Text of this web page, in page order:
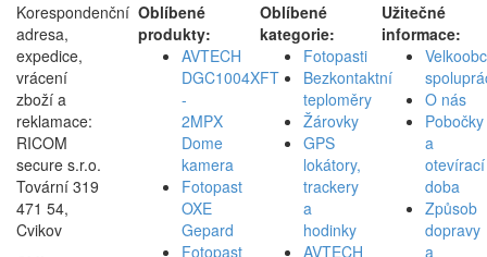
Korespondenční
adresa,
expedice,
vrácení
zboží a
reklamace:
RICOM
secure s.r.o.
Tovární 319
471 54,
Cvikov
Oblíbené
produkty:
AVTECH
DGC1004XFT
-
2MPX
Dome
kamera
Fotopast
OXE
Gepard
Fotopast
Oblíbené
kategorie:
Fotopasti
Bezkontaktní
teploměry
Žárovky
GPS
lokátory,
trackery
a
hodinky
AVTECH
Užitečné
informace:
O nás
Pobočky
a
otevírací
doba
Způsob
dopravy
a